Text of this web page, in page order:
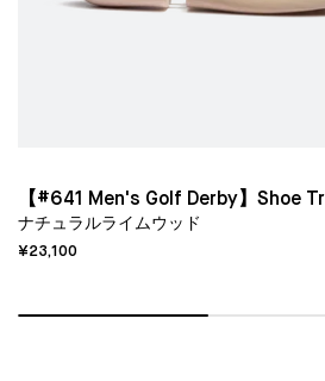
【#641 Men's Golf Derby】Shoe
ナチュラルライムウッド
¥23,100